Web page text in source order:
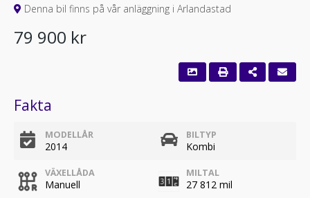
Denna bil finns på vår anläggning i Arlandastad
79 900 kr
Fakta
MODELLÅR
2014
BILTYP
Kombi
VÄXELLÅDA
Manuell
MILTAL
27 812 mil